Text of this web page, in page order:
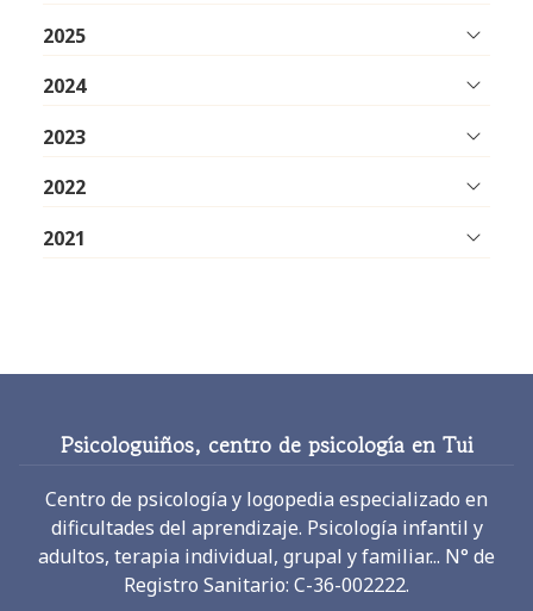
2025
2024
2023
2022
2021
Psicologuiños, centro de psicología en Tui
Centro de psicología y logopedia especializado en
dificultades del aprendizaje. Psicología infantil y
adultos, terapia individual, grupal y familiar... N° de
Registro Sanitario: C-36-002222.